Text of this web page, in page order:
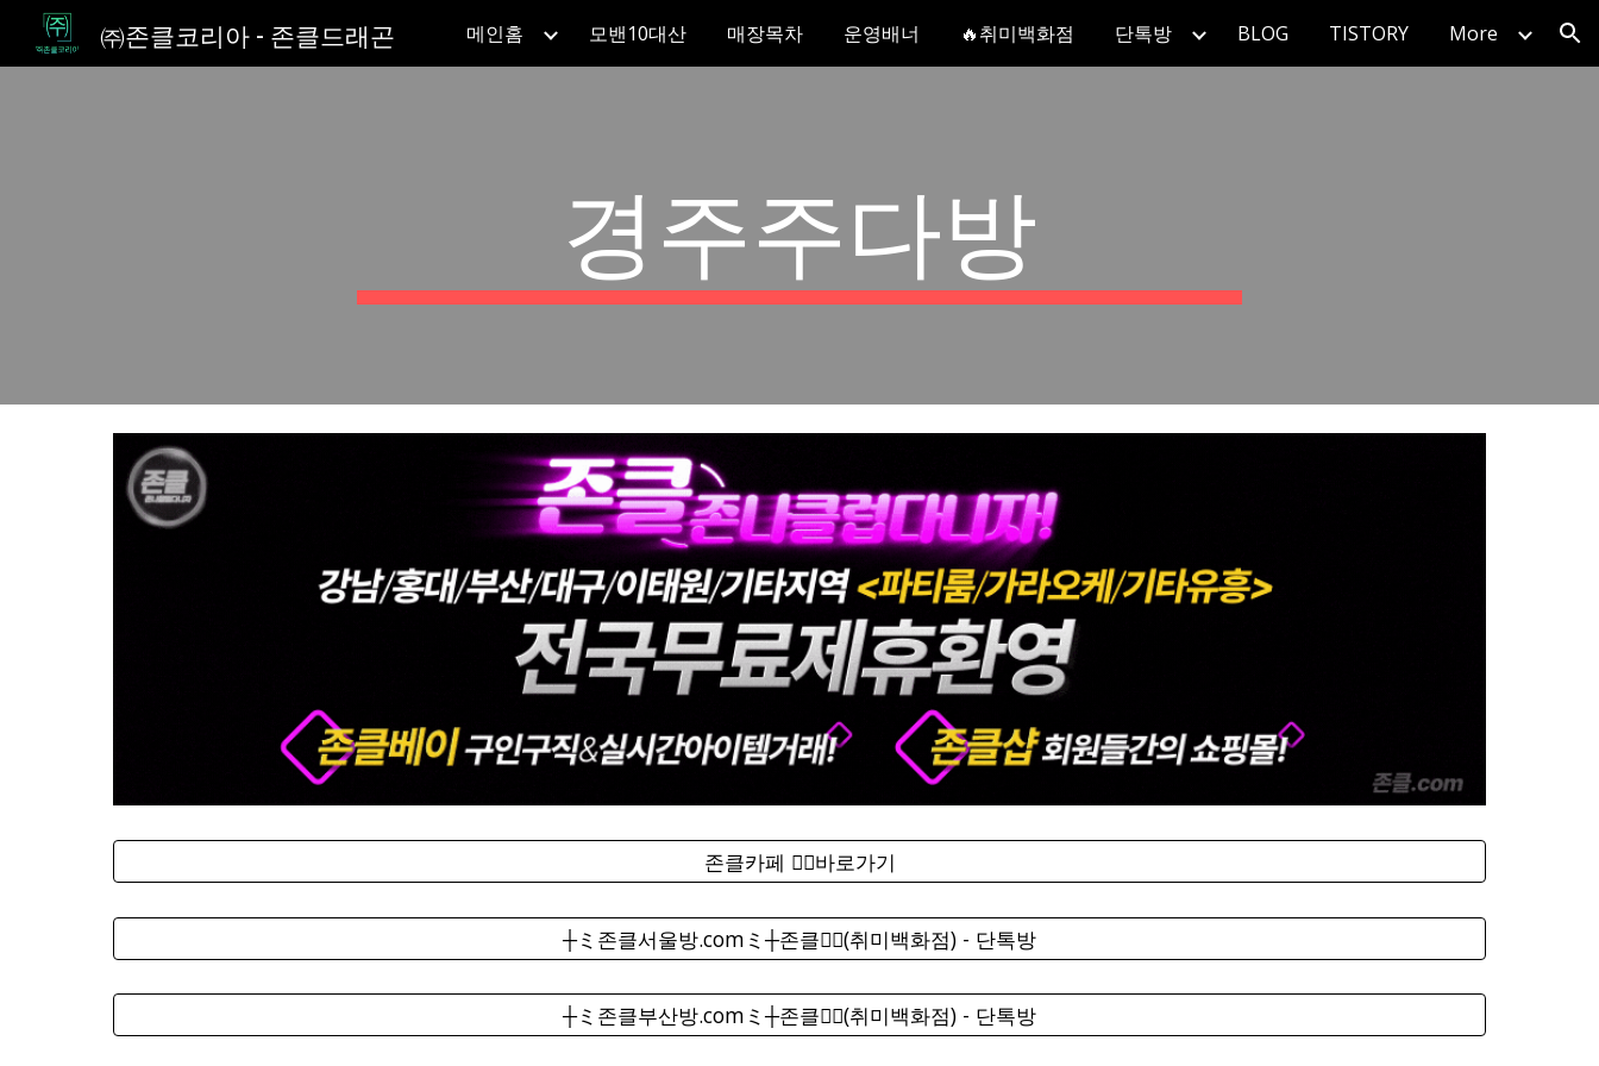
Skip to main content Skip to navigation
㈜존클코리아 - 존클드래곤 메인홈 모밴10대산 매장목차 운영배너 🔥취미백화점 단톡방 BLOG TISTORY More
경주주다방
존클카페 ❤️‍🔥바로가기
┼ミ존클서울방.comミ┼존클❤️‍🔥(취미백화점) - 단톡방
┼ミ존클부산방.comミ┼존클❤️‍🔥(취미백화점) - 단톡방